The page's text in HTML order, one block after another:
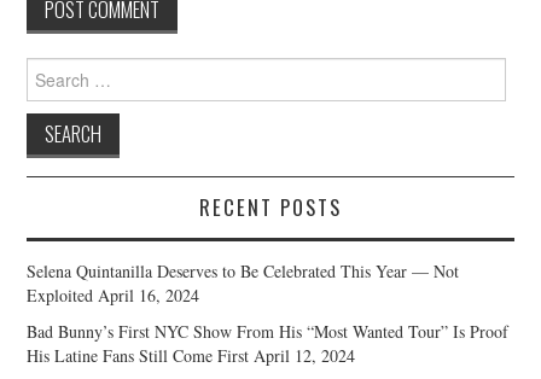
Search
for:
RECENT POSTS
Selena Quintanilla Deserves to Be Celebrated This Year — Not
Exploited April 16, 2024
Bad Bunny’s First NYC Show From His “Most Wanted Tour” Is Proof
His Latine Fans Still Come First April 12, 2024